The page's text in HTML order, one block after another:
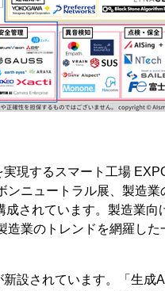
現するスマート工場
ンニュートラル展、製造業
されています。製造業向
造業のトレンドを網羅した
設されています。「生成